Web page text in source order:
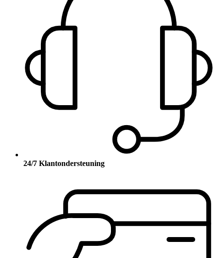
24/7 Klantondersteuning